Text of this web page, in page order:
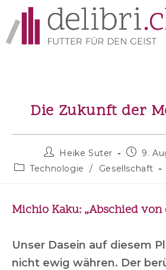
Die Zukunft der
Heike Suter
9.
Technologie
/ Gesellschaft
Michio Kaku: „Abschied von
Unser Dasein auf diesem
nicht ewig währen. Der